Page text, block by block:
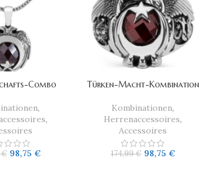
Combo
,
,
€ 98,75 €
Türken-Macht-Kombination
Kombinationen,
Herrenaccessoires,
Accessoires
174,99€ 98,75 €